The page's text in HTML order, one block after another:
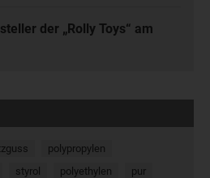
der „Rolly Toys“ am
polypropylen
styrol polyethylen
pur